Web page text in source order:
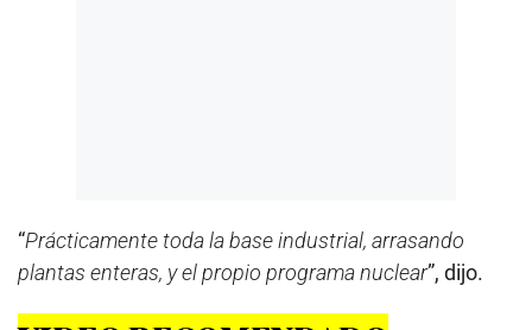
“Prácticamente toda la base industrial, arrasando
plantas enteras, y el propio programa nuclear”, dijo.